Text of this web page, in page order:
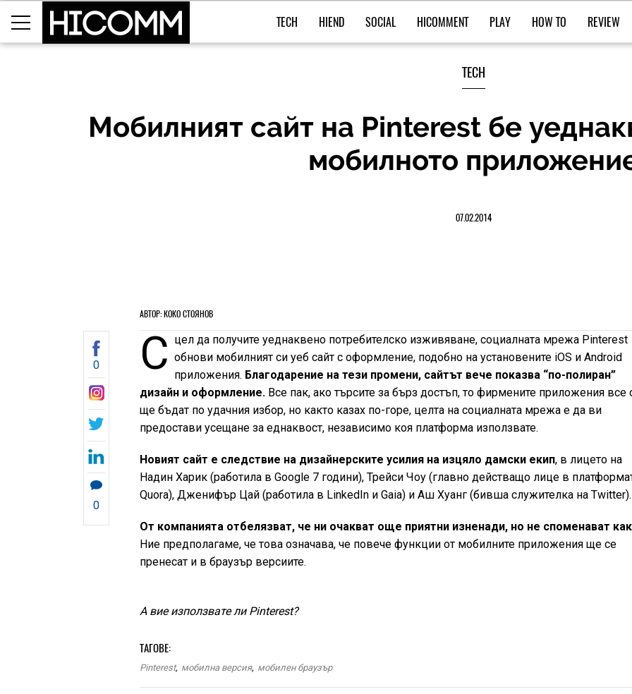
TECH HIEND SOCIAL HICOMMENT PLAY HOW TO REVIEW
TECH
Мобилният сайт на Pinterest бе
мобилното
07.02.2014
АВТОР: КОКО СТОЯНОВ
0
0
С цел да получите уеднаквено потребителско изживяване, социалната мрежа Pinterest
обнови мобилният си уеб сайт с оформление, подобно на установените iOS и Android
приложения. Благодарение на тези промени, сайтът вече показва “по-полиран”
дизайн и оформление. Все пак, ако търсите за бърз достъп, то фирмените приложения все
ще бъдат по удачния избор, но както казах по-горе, целта на социалната мрежа е да ви
предостави усещане за еднаквост, независимо коя платформа използвате.
Новият сайт е следствие на дизайнерските усилия на изцяло дамски екип, в лицето на
Надин Харик (работила в Google 7 години), Трейси Чоу (главно действащо лице в
Quora), Дженифър Цай (работила в LinkedIn и Gaia) и Аш Хуанг (бивша служителка на Twitter).
От компанията отбелязват, че ни очакват още приятни изненади, но не споменават
Ние предполагаме, че това означава, че повече функции от мобилните приложения ще се
пренесат и в браузър версиите.
А вие използвате ли Pinterest?
ТАГОВЕ:
Pinterest, мобилна версия, мобилен браузър